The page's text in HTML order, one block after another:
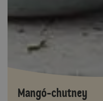
Mangó-chutney